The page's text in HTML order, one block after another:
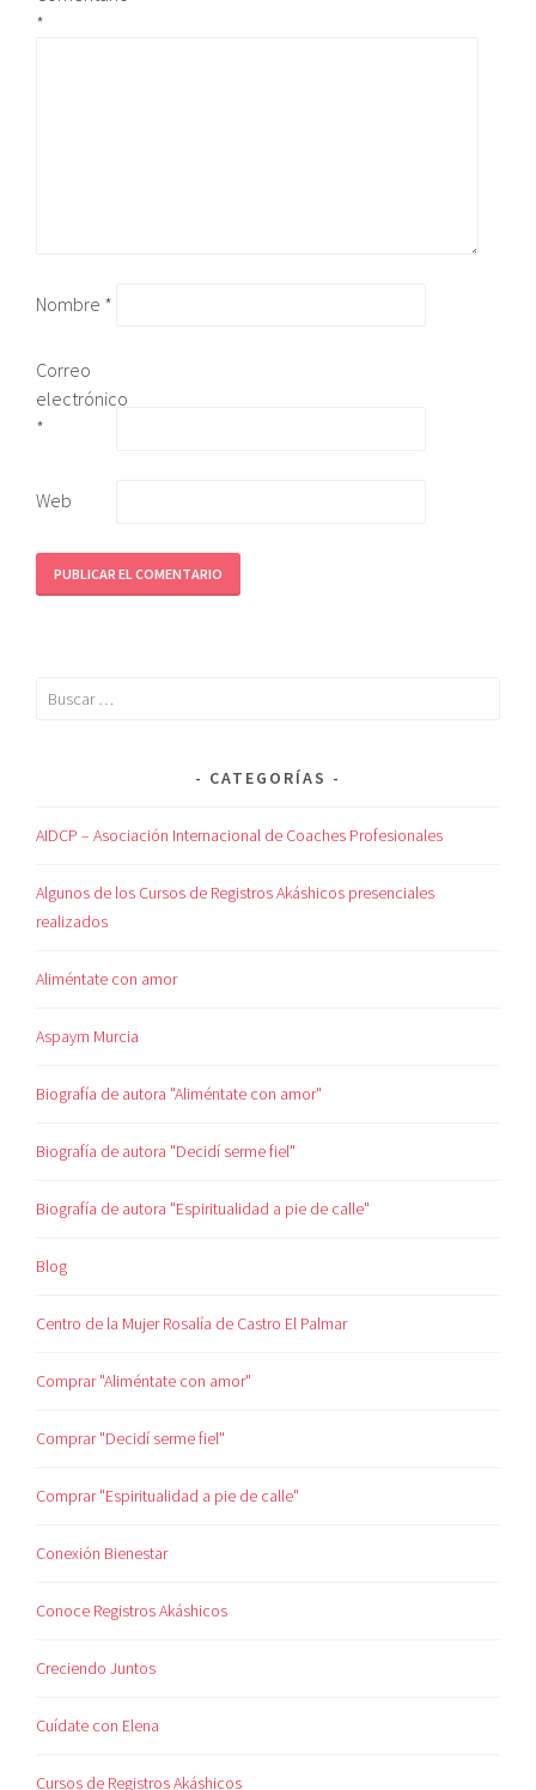
*
Nombre *
Correo
electrónico
*
Web
CATEGORÍAS
AIDCP – Asociación Internacional de Coaches Profesionales
Algunos de los Cursos de Registros Akáshicos presenciales
realizados
Aliméntate con amor
Aspaym Murcia
Biografía de autora "Aliméntate con amor"
Biografía de autora "Decidí serme fiel"
Biografía de autora "Espiritualidad a pie de calle"
Blog
Centro de la Mujer Rosalía de Castro El Palmar
Comprar "Aliméntate con amor"
Comprar "Decidí serme fiel"
Comprar "Espiritualidad a pie de calle"
Conexión Bienestar
Conoce Registros Akáshicos
Creciendo Juntos
Cuídate con Elena
Cursos de Registros Akáshicos